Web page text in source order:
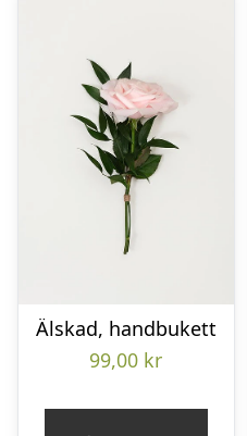
Älskad, handbukett
99,00 kr